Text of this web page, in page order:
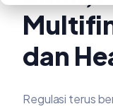
dan
Regulasi terus